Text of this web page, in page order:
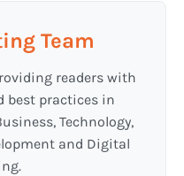
Team
readers with
best practices in
Technology,
and Digital